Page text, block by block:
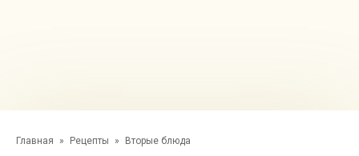
Главная » Рецепты » Вторые блюда